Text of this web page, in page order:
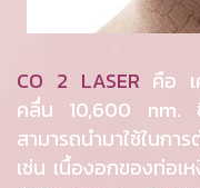
CO 2 LASER คือ เ
คลื่น 10,600 nm. ซึ่
สามารถนำมาใช้ในก
เช่น เนื้องอกของท่อ